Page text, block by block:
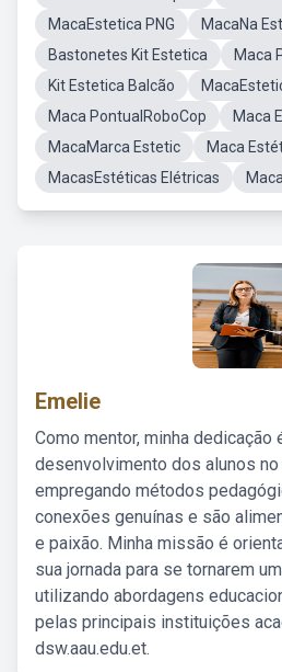
MacaEstetica PNG
MacaNa
Bastonetes Kit Estetica
Maca
Kit Estetica Balcão
Maca PontualRoboCop
Maca
MacaMarca Estetic
Maca
MacasEstéticas Elétricas
Emelie
Como mentor, minha dedicação
desenvolvimento dos alunos
empregando métodos
conexões genuínas e são
e paixão. Minha missão é
sua jornada para se tornarem
utilizando abordagens
pelas principais instituições
dsw.aau.edu.et.